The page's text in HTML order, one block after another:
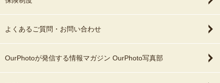
よくあるご質問・お問い合わせ
OurPhotoが発信する情報マガジン OurPhoto写真部